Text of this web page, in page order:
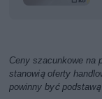
Ceny szacunkowe na
stanowią oferty
powinny być